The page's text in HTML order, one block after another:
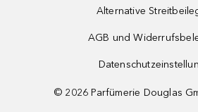
Alternative
AGB und
© 2026 Parfümerie Douglas